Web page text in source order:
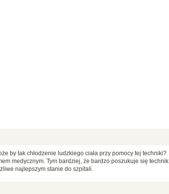
by tak chłodzenie ludzkiego ciała przy pomocy tej techniki?
medycznym. Tym bardziej, że bardzo poszukuje się technik
najlepszym stanie do szpitali.